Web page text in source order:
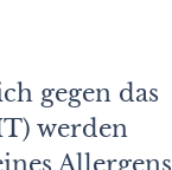
gegen das
werden
Allergens